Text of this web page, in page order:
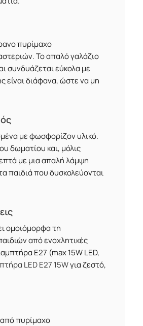
πυρίμαχο
Το απαλό γαλάζιο
συνδυάζεται εύκολα με
είναι διάφανα, ώστε να μη
με φωσφορίζον υλικό.
δωματίου και, μόλις
με μια απαλή λάμψη
παιδιά που δυσκολεύονται
ομοιόμορφα τη
από ενοχλητικές
E27 (max 15W LED,
LED E27 15Wγια ζεστό,
πυρίμαχο